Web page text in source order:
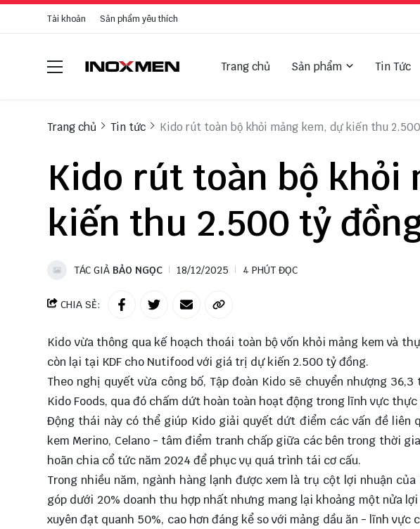
Tài khoản Sản phẩm yêu thích
Trang chủ Sản phẩm Tin Tức
Trang chủ Tin tức Kido rút toàn bộ khỏi mảng kem, dự kiến thu
Kido rút toàn bộ khỏi
kiến thu 2.500 tỷ
TÁC GIẢ BẢO NGỌC 18/12/2025 4 PHÚT ĐỌC
CHIA SẺ:
Kido vừa thông qua kế hoạch thoái toàn bộ vốn khỏi mảng kem và
còn lại tại KDF cho Nutifood với giá trị dự kiến 2.500 tỷ đồng.
Theo nghị quyết vừa công bố, Tập đoàn Kido sẽ chuyển nhượng
Kido Foods, qua đó chấm dứt hoàn toàn hoạt động trong lĩnh vực thực
Động thái này có thể giúp Kido giải quyết dứt điểm các vấn đề liên
kem Merino, Celano - tâm điểm tranh chấp giữa các bên trong thời
hoãn chia cổ tức năm 2024 để phục vụ quá trình tái cơ cấu.
Trong nhiều năm, ngành hàng lạnh được xem là trụ cột lợi nhuận
góp dưới 20% doanh thu hợp nhất nhưng mang lại khoảng một nửa
xuyên đạt quanh 50%, cao hơn đáng kể so với mảng dầu ăn - lĩnh